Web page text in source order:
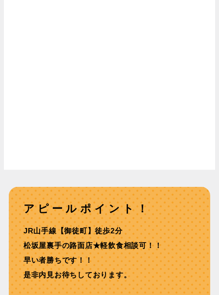
アピールポイント！
JR⼭⼿線【御徒町】徒歩2分
松坂屋裏⼿の路⾯店★軽飲⾷相談可！！
早い者勝ちです！！
是非内見お待ちしております。